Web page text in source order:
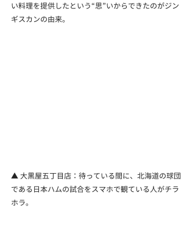
い料理を提供したという“思”いからできたのがジン
ギスカンの由来。
▲ 大黒屋五丁目店：待っている間に、北海道の球団
である日本ハムの試合をスマホで観ている人がチラ
ホラ。